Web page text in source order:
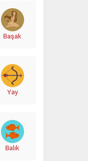
Başak
Yay
Balık